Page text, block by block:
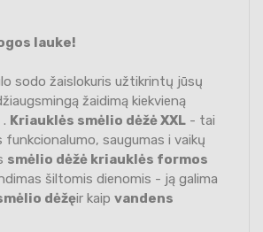
lauke!
sodo žaislokuris užtikrintų jūsų
žaidimą kiekvieną
Kriauklės smėlio dėžė XXL - tai
funkcionalumo, saugumas i vaikų
smėlio dėžė kriauklės formos
šiltomis dienomis - ją galima
dėžęir kaip vandens